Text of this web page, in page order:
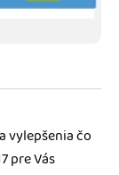
vylepšenia čo
pre Vás